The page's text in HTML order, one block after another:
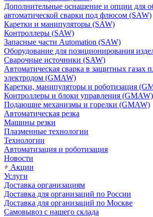
Дополнительные оснащение и опции для
автоматической сварки под флюсом (SAW)
Каретки и манипуляторы (SAW)
Контроллеры (SAW)
Запасные части Automation (SAW)
Оборудование для позиционирования
Сварочные источники (SAW)
Автоматическая сварка в защитных газах
электродом (GMAW)
Каретки, манипуляторы и роботизация
Контроллеры и блоки управления (GMAW)
Подающие механизмы и горелки (GMAW)
Автоматическая резка
Машины резки
Плазменные технологии
Технологии
Автоматизация и роботизация
Новости
Акции
Услуги
Доставка организациям
Доставка для организаций по России
Доставка для организаций по Москве
Самовывоз с нашего склада